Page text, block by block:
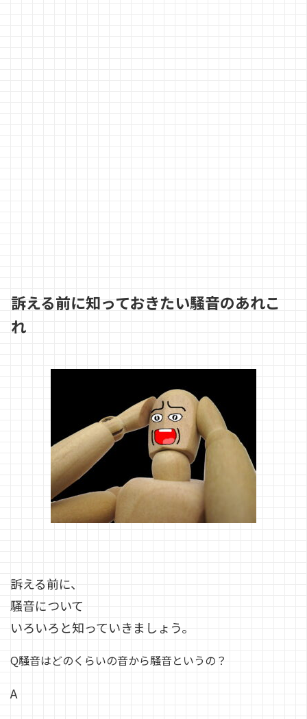
訴える前に知っておきたい騒音のあれこ
れ
訴える前に、
騒音について
いろいろと知っていきましょう。
Q騒音はどのくらいの音から騒音というの？
A